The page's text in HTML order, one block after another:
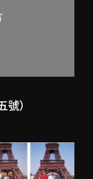
號）